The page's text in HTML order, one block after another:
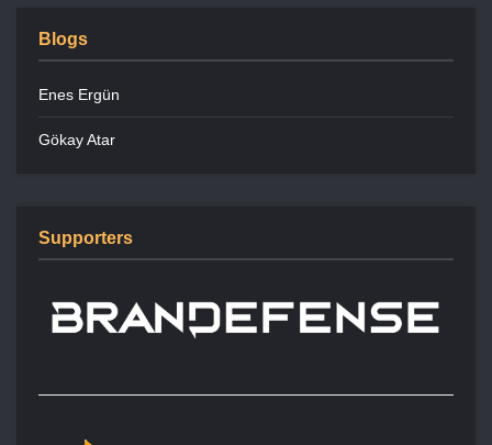
Blogs
Enes Ergün
Gökay Atar
Supporters